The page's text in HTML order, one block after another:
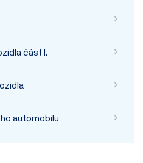
část I.
automobilu